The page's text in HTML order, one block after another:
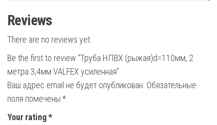
Reviews
There are no reviews yet.
Be the first to review “Труба НПВХ (рыжая)d=110мм, 2
метра 3,4мм VALFEX усиленная”
Ваш адрес email не будет опубликован. Обязательные
поля помечены *
Your rating*